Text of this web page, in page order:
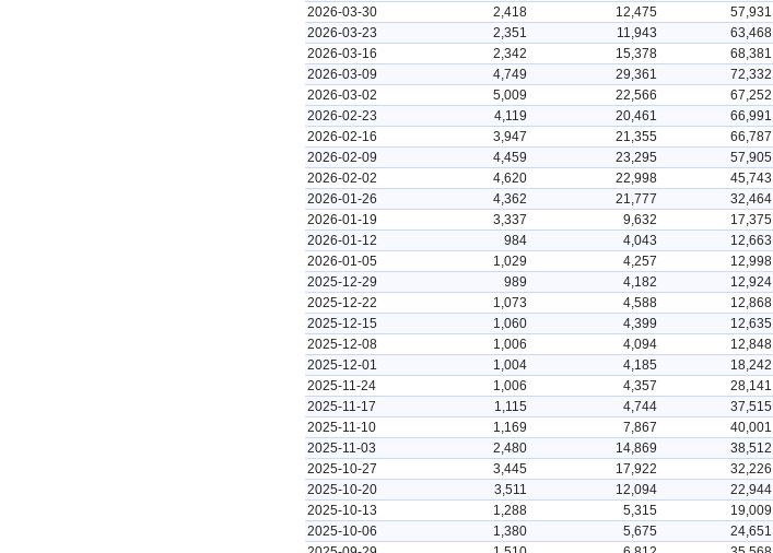
2026-03-30
2,418 12,475 57,931
2026-03-23
2,351 11,943 63,468
2026-03-16
2,342 15,378 68,381
2026-03-09
4,749 29,361 72,332
2026-03-02
5,009 22,566 67,252
2026-02-23
4,119 20,461 66,991
2026-02-16
3,947 21,355 66,787
2026-02-09
4,459 23,295 57,905
2026-02-02
4,620 22,998 45,743
2026-01-26
4,362 21,777 32,464
2026-01-19
3,337 9,632 17,375
2026-01-12
984 4,043 12,663
2026-01-05
1,029 4,257 12,998
2025-12-29
989 4,182 12,924
2025-12-22
1,073 4,588 12,868
2025-12-15
1,060 4,399 12,635
2025-12-08
1,006 4,094 12,848
2025-12-01
1,004 4,185 18,242
2025-11-24
1,006 4,357 28,141
2025-11-17
1,115 4,744 37,515
2025-11-10
1,169 7,867 40,001
2025-11-03
2,480 14,869 38,512
2025-10-27
3,445 17,922 32,226
2025-10-20
3,511 12,094 22,944
2025-10-13
1,288 5,315 19,009
2025-10-06
1,380 5,675 24,651